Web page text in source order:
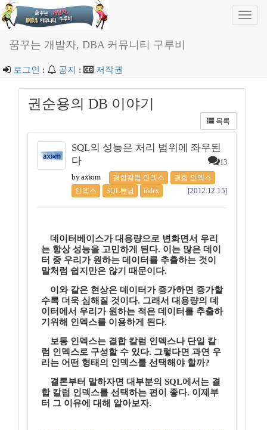
꿈꾸는 개발자, DBA 커뮤니티 구루비
로그인 : 공지 : 저작권
권순용의 DB 이야기
목록
SQL의 성능은 처리 범위에 좌우된
다
13
by axiom 결합칼럼 인덱스
결합 인덱스
인덱스
SQL튜닝 index [2012.12.15]
데이터베이스가 대용량으로 변화면서 우리
는 항상 성능을 고민하게 된다. 이는 많은 데이
터 중 우리가 원하는 데이터를 추출하는 것이
말처럼 쉽지만은 않기 때문이다.
이와 같은 현상은 데이터가 증가하면 증가할
수록 더욱 심해질 것이다. 그래서 대용량의 데
이터에서 우리가 원하는 적은 데이터를 추출하
기위해 인덱스를 이용하게 된다.
보통 인덱스는 결합 칼럼 인덱스나 단일 칼
럼 인덱스로 구성할 수 있다. 그렇다면 과연 우
리는 어떤 형태의 인덱스를 선택해야 할까?
결론부터 말하자면 대부분의 SQL에서는 결
합 칼럼 인덱스를 선택하는 편이 좋다. 이제부
터 그 이유에 대해 알아보자.